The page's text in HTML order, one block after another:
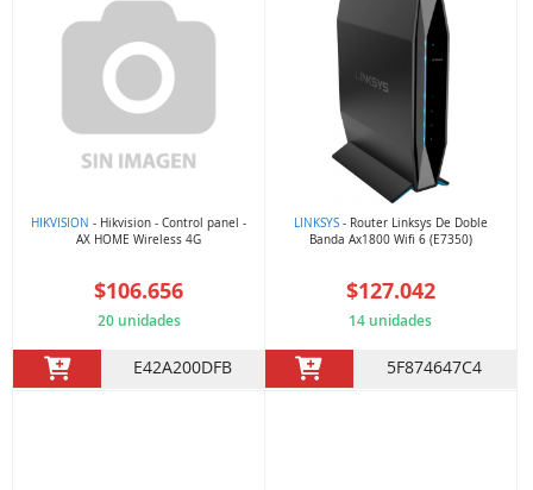
HIKVISION - Hikvision - Control panel -
AX HOME Wireless 4G
$106.656
20 unidades
E42A200DFB
LINKSYS- Router Linksys De Doble
Banda Ax1800 Wifi 6 (E7350)
$127.042
14 unidades
5F874647C4